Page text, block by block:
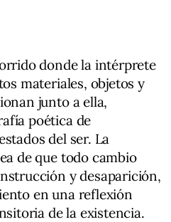
donde la intérprete
materiales, objetos y
junto a ella,
poética de
del ser. La
de que todo cambio
y desaparición,
en una reflexión
de la existencia.